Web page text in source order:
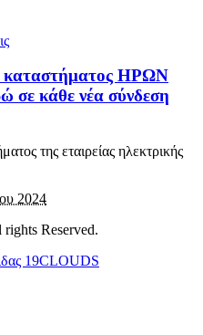
καταστήματος ΗΡΩΝ
σε κάθε νέα σύνδεση
της εταιρείας ηλεκτρικής
2024
Reserved.
19CLOUDS